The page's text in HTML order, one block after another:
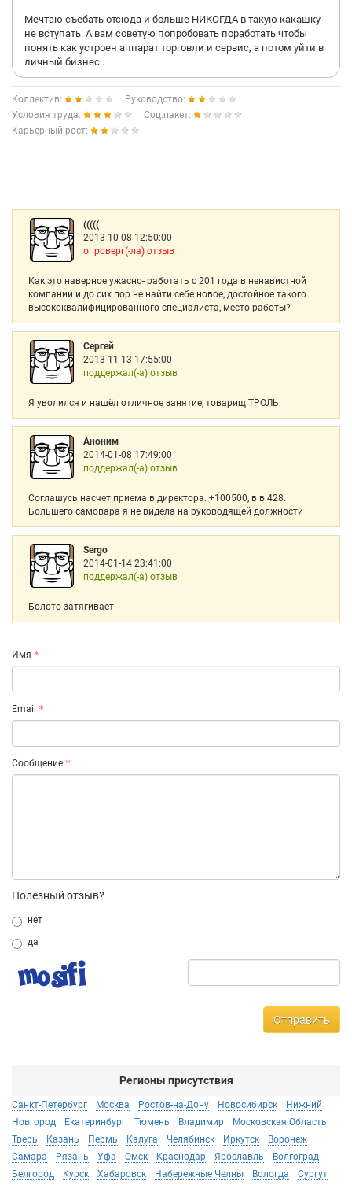
Мечтаю съебать отсюда и больше НИКОГДА в такую какашку
не вступать. А вам советую попробовать поработать чтобы
понять как устроен аппарат торговли и сервис, а потом уйти в
личный бизнес..
Коллектив:
Руководство:
Условия труда:
Соц.пакет:
Карьерный рост:
(((((
2013-10-08 12:50:00
опроверг(-ла) отзыв
Как это наверное ужасно- работать с 201 года в ненавистной
компании и до сих пор не найти себе новое, достойное такого
высококвалифицированного специалиста, место работы?
Сергей
2013-11-13 17:55:00
поддержал(-а) отзыв
Я уволился и нашёл отличное занятие, товарищ ТРОЛЬ.
Аноним
2014-01-08 17:49:00
поддержал(-а) отзыв
Соглашусь насчет приема в директора. +100500, в в 428.
Большего самовара я не видела на руководящей должности
Sergo
2014-01-14 23:41:00
поддержал(-а) отзыв
Болото затягивает.
Имя
Email
Сообщение
Полезный отзыв?
нет
да
Отправить
Регионы присутствия
Санкт-Петербург Москва Ростов-на-Дону Новосибирск
Нижний
Новгород
Екатеринбург Тюмень Владимир
Московская Область
Тверь
Казань Пермь Калуга Челябинск Иркутск
Воронеж
Самара
Рязань Уфа Омск Краснодар Ярославль
Волгоград
Белгород
Курск Хабаровск Набережные Челны Вологда
Сургут